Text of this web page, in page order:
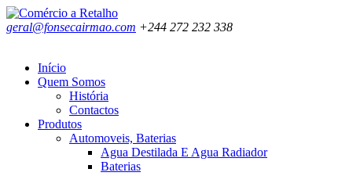
geral@fonsecairmao.com +244 272 232 338
Início
Quem Somos
História
Contactos
Produtos
Automoveis, Baterias
Agua Destilada E Agua Radiador
Baterias